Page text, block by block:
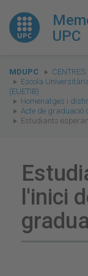
UPC
You
are
here:
MDUPC
Escola
(EUETIB)
Homenatges i
Acte de graduació
Estudiants
l'inici